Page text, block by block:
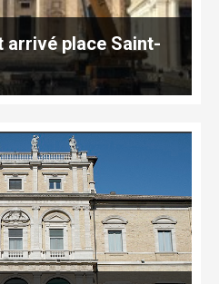
arrivé place Saint-